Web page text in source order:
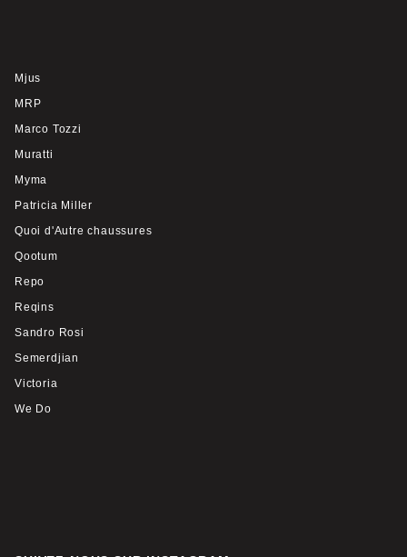
Mjus
MRP
Marco Tozzi
Muratti
Myma
Patricia Miller
Quoi d'Autre chaussures
Qootum
Repo
Reqins
Sandro Rosi
Semerdjian
Victoria
We Do